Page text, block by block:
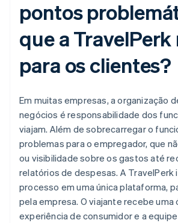
pontos
que a TravelPerk
para os clientes?
Em muitas empresas, a organização
negócios é responsabilidade dos
viajam. Além de sobrecarregar o
problemas para o empregador, que
ou visibilidade sobre os gastos até
relatórios de despesas. A TravelPerk
processo em uma única plataforma,
pela empresa. O viajante recebe uma
experiência de consumidor e a